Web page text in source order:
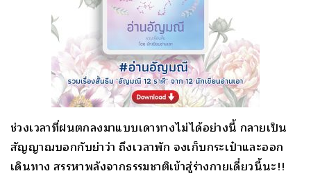
ช่วงเวลาที่ฝนตกลงมาแบบเดาทางไม่ได้อย่างนี้ กลายเป็น
สัญญาณบอกกับย่าว่า ถึงเวลาพัก จงเก็บกระเป๋าและออก
เดินทาง สรรหาพลังจากธรรมชาติเข้าสู่ร่างกายเดี๋ยวนี้นะ!!